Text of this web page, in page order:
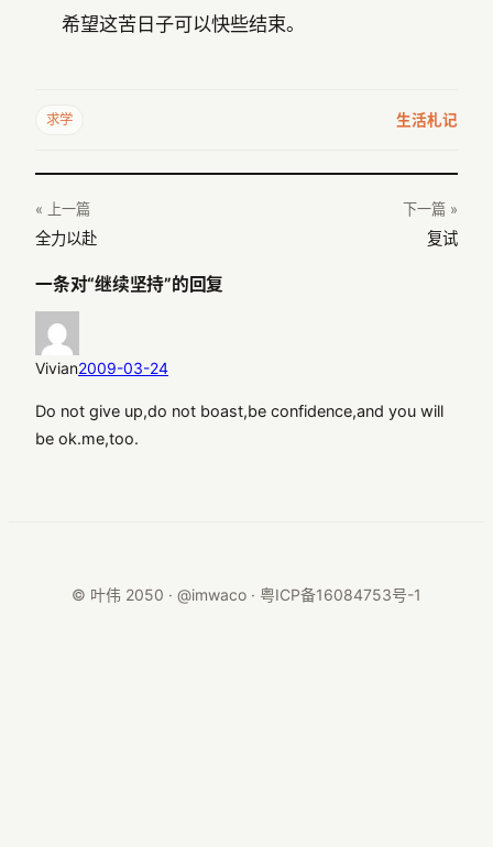
希望这苦日子可以快些结束。
求学 生活札记
« 上一篇
全力以赴
下一篇 »
复试
一条对“继续坚持”的回复
Vivian2009-03-24
Do not give up,do not boast,be confidence,and you will
be ok.me,too.
© 叶伟 2050 · @imwaco · 粤ICP备16084753号-1